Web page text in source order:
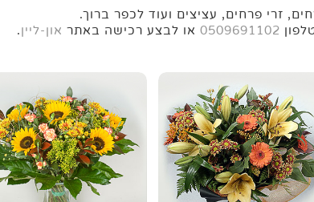
זרי פרחים, עציצים ועוד לכפר ברוך.
0509691102 או לבצע רכישה באתר און-ליין.